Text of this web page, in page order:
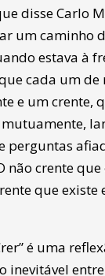
disse Carlo
um caminho
estava à
cada um
e um crente,
perguntas
não crente
que existe
é uma
inevitável